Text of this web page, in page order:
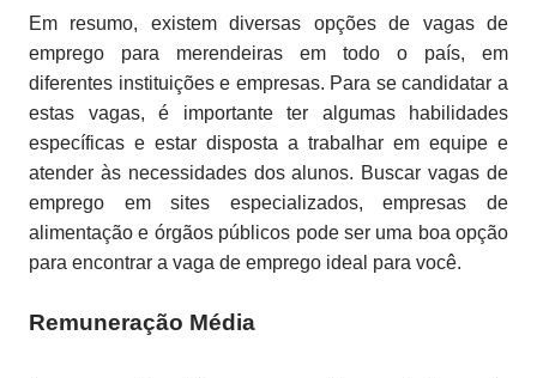
Em resumo, existem diversas opções de vagas de
emprego para merendeiras em todo o país, em
diferentes instituições e empresas. Para se candidatar a
estas vagas, é importante ter algumas habilidades
específicas e estar disposta a trabalhar em equipe e
atender às necessidades dos alunos. Buscar vagas de
emprego em sites especializados, empresas de
alimentação e órgãos públicos pode ser uma boa opção
para encontrar a vaga de emprego ideal para você.
Remuneração Média